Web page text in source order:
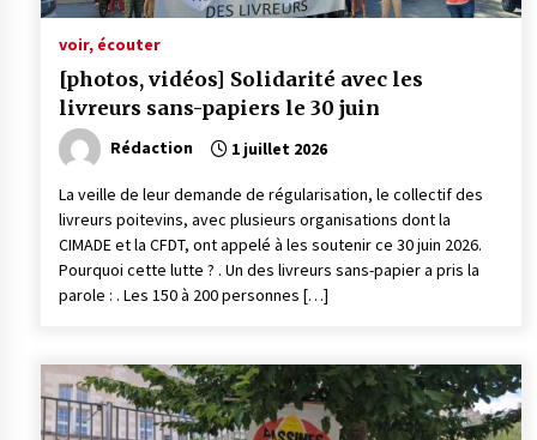
voir, écouter
[photos, vidéos] Solidarité avec les
livreurs sans-papiers le 30 juin
Rédaction 1 juillet 2026
La veille de leur demande de régularisation, le collectif des
livreurs poitevins, avec plusieurs organisations dont la
CIMADE et la CFDT, ont appelé à les soutenir ce 30 juin 2026.
Pourquoi cette lutte ? . Un des livreurs sans-papier a pris la
parole : . Les 150 à 200 personnes […]